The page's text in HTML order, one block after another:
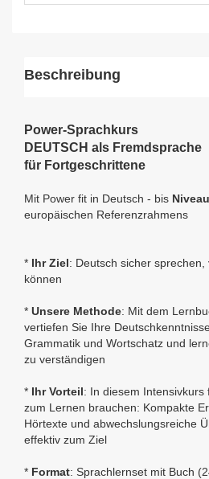
Beschreibung
Power-Sprachkurs
DEUTSCH als Fremdsprache
für Fortgeschrittene
Mit Power fit in Deutsch - bis
europäischen Referenzrahmens
* Ihr Ziel: Deutsch sicher
können
* Unsere Methode: Mit dem
vertiefen Sie Ihre
Grammatik und Wortschatz und
zu verständigen
* Ihr Vorteil: In diesem Intensivkurs
zum Lernen brauchen: Kompakte
Hörtexte und abwechslungsreiche
effektiv zum Ziel
* Format: Sprachlernset mit Buch